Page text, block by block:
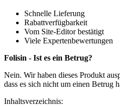
Schnelle Lieferung
Rabattverfügbarkeit
Vom Site-Editor bestätigt
Viele Expertenbewertungen
Folisin - Ist es ein Betrug?
Nein. Wir haben dieses Produkt
dass es sich nicht um einen Betrug
Inhaltsverzeichnis: